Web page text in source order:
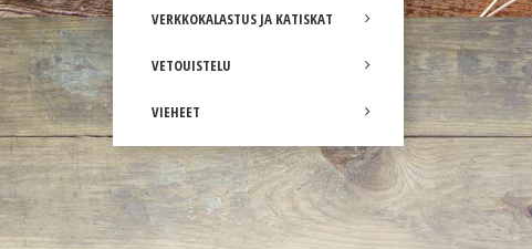
VERKKOKALASTUS JA KATISKAT
VETOUISTELU
VIEHEET